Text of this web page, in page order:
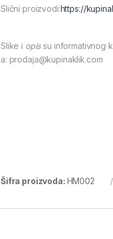
Slični proizvodi:https://
Slike i opissu informativnog
a: prodaja@kupinaklik.com
Šifra proizvoda: HM002